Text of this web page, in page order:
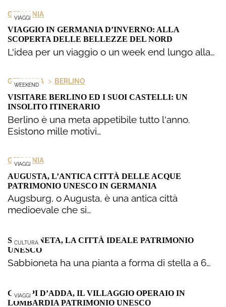
VIAGGI
GERMANIA
VIAGGIO IN GERMANIA D’INVERNO: ALLA
SCOPERTA DELLE BELLEZZE DEL NORD
L'idea per un viaggio o un week end lungo alla…
WEEKEND
GERMANIA > BERLINO
VISITARE BERLINO ED I SUOI CASTELLI: UN
INSOLITO ITINERARIO
Berlino è una meta appetibile tutto l'anno.
Esistono mille motivi…
VIAGGI
GERMANIA
AUGUSTA, L’ANTICA CITTÀ DELLE ACQUE
PATRIMONIO UNESCO IN GERMANIA
Augsburg, o Augusta, è una antica città
medioevale che si…
CULTURA
SABBIONETA, LA CITTÀ IDEALE PATRIMONIO
UNESCO
Sabbioneta ha una pianta a forma di stella a 6…
VIAGGI
CRESPI D’ADDA, IL VILLAGGIO OPERAIO IN
LOMBARDIA PATRIMONIO UNESCO